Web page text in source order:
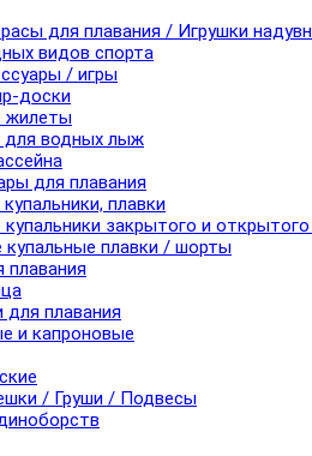
для плавания / Игрушки
видов спорта
/ игры
доски
жилеты
для водных лыж
для плавания
плавки
закрытого и
плавки / шорты
плавания
плавания
и капроновые
/ Груши / Подвесы